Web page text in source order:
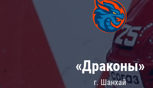
«Драконы»
г. Шанхай